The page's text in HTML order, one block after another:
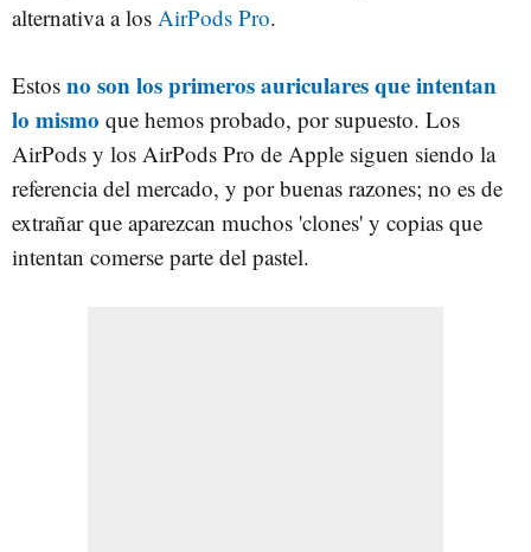
alternativa a los AirPods Pro.
Estos no son los primeros auriculares que intentan
lo mismo que hemos probado, por supuesto. Los
AirPods y los AirPods Pro de Apple siguen siendo la
referencia del mercado, y por buenas razones; no es de
extrañar que aparezcan muchos 'clones' y copias que
intentan comerse parte del pastel.